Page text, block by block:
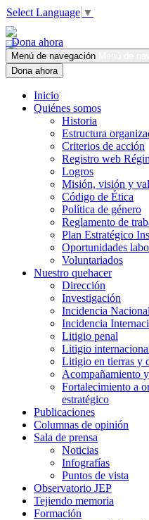
Select Language ▼
Dona ahora
Menú de navegación
Dona ahora
Inicio
Quiénes somos
Historia
Estructura
Criterios de acción
Registro web
Logros
Misión, visión y
Código de Ética
Política de género
Reglamento de
Plan Estratégico
Oportunidades
Voluntariados
Nuestro quehacer
Dirección
Investigación
Incidencia Nacional
Incidencia
Litigio penal
Litigio
Litigio en tierras y
Acompañamiento
Fortalecimiento a
estratégico
Publicaciones
Columnas de opinión
Sala de prensa
Noticias
Infografías
Puntos de vista
Observatorio JEP
Tejiendo memoria
Formación